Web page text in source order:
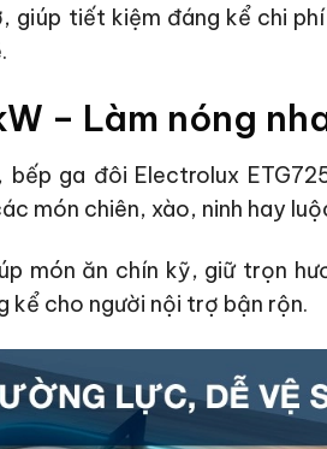
giúp tiết kiệm đáng kể chi
– Làm nóng
ga đôi Electrolux
món chiên, xào, ninh hay
món ăn chín kỹ, giữ trọn
kể cho người nội trợ bận rộn.